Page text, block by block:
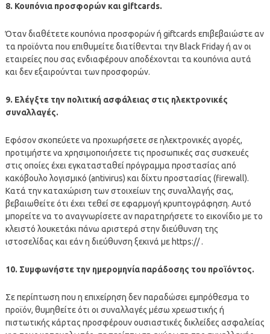
8. Κουπόνια προσφορών και giftcards.
Όταν διαθέτετε κουπόνια προσφορών ή giftcards επιβεβαιώστε αν
τα προϊόντα που επιθυμείτε διατίθενται την Black Friday ή αν οι
εταιρείες που σας ενδιαφέρουν αποδέχονται τα κουπόνια αυτά
και δεν εξαιρούνται των προσφορών.
9. Ελέγξτε την πολιτική ασφάλειας στις ηλεκτρονικές
συναλλαγές.
Εφόσον σκοπεύετε να προχωρήσετε σε ηλεκτρονικές αγορές,
προτιμήστε να χρησιμοποιήσετε τις προσωπικές σας συσκευές
στις οποίες έχει εγκατασταθεί πρόγραμμα προστασίας από
κακόβουλο λογισμικό (antivirus) και δίχτυ προστασίας (firewall).
Κατά την καταχώριση των στοιχείων της συναλλαγής σας,
βεβαιωθείτε ότι έχει τεθεί σε εφαρμογή κρυπτογράφηση. Αυτό
μπορείτε να το αναγνωρίσετε αν παρατηρήσετε το εικονίδιο με το
κλειστό λουκετάκι πάνω αριστερά στην διεύθυνση της
ιστοσελίδας και εάν η διεύθυνση ξεκινά με https:// .
10. Συμφωνήστε την ημερομηνία παράδοσης του προϊόντος.
Σε περίπτωση που η επιχείρηση δεν παραδώσει εμπρόθεσμα το
προϊόν, θυμηθείτε ότι οι συναλλαγές μέσω χρεωστικής ή
πιστωτικής κάρτας προσφέρουν ουσιαστικές δικλείδες ασφαλείας